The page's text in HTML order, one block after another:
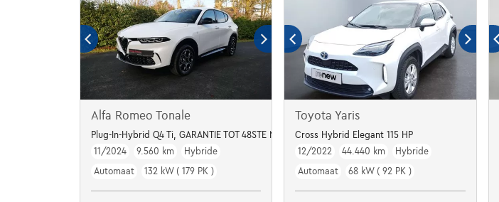
Alfa Romeo Tonale
Plug-In-Hybrid Q4 Ti, GARANTIE TOT 48STE MAAND
11/2024
9.560 km
Hybride
Automaat
132 kW ( 179 PK )
Toyota Yaris
Cross Hybrid Elegant 115 HP
12/2022
44.440 km
Hybride
Automaat
68 kW ( 92 PK )